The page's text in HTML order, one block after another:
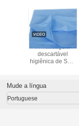
A massagem
descartável
higiênica de Sms
profissional
Mude a língua
Portuguese